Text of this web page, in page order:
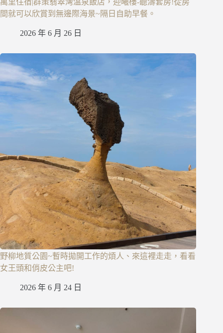
萬里住宿|群策翡翠灣溫泉飯店，迎曦樓-聽濤套房!從房
間就可以欣賞到無邊際海景~隔日自助早餐。
2026 年 6 月 26 日
野柳地質公園~暫時拋開工作的煩人、來這裡走走，看看
女王頭和俏皮公主吧!
2026 年 6 月 24 日